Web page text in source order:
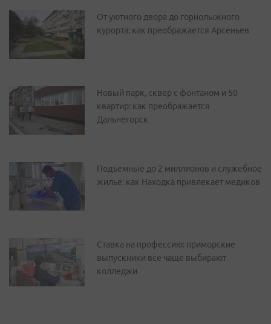
От уютного двора до горнолыжного
курорта: как преображается Арсеньев
Новый парк, сквер с фонтаном и 50
квартир: как преображается
Дальнегорск
Подъемные до 2 миллионов и служебное
жилье: как Находка привлекает медиков
Ставка на профессию: приморские
выпускники все чаще выбирают
колледжи